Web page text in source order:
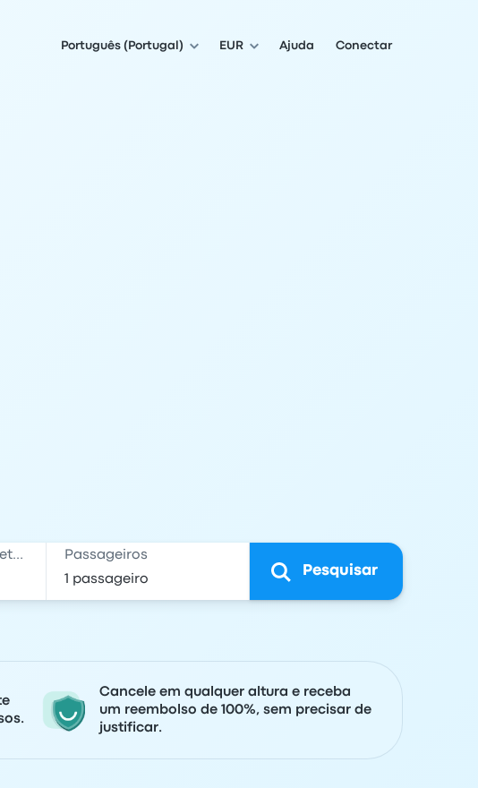
Português (Portugal) EUR Ajuda Conectar
Data de retorno Passageiros
Pesquisar
Cancele em qualquer altura e receba
um reembolso de 100%, sem precisar de
justificar.